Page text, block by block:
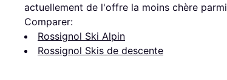
actuellement de l'offre la moins chère parmi
Comparer:
Rossignol Ski Alpin
Rossignol Skis de descente